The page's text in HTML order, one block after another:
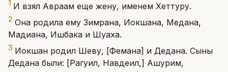
1 И взял Авраам еще жену, именем Хеттуру.
2 Она родила ему Зимрана, Иокшана, Медана,
Мадиана, Ишбака и Шуаха.
3 Иокшан родил Шеву, [Фемана] и Дедана. Сыны
Дедана были: [Рагуил, Навдеил,] Ашурим,